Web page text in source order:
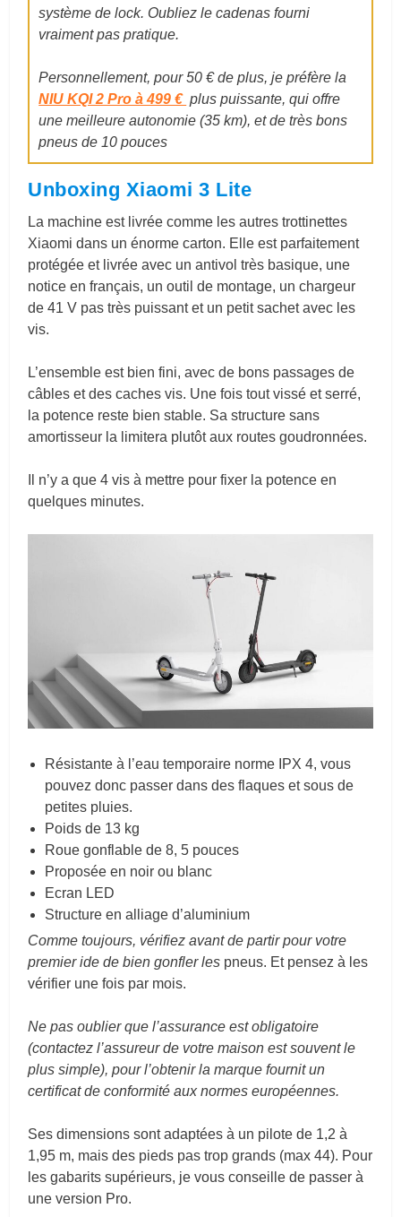
système de lock. Oubliez le cadenas fourni
vraiment pas pratique.
Personnellement, pour 50 € de plus, je préfère la
NIU KQI 2 Pro à 499 € plus puissante, qui offre
une meilleure autonomie (35 km),et de très bons
pneus de 10 pouces
Unboxing Xiaomi 3 Lite
La machine est livrée comme les autres trottinettes
Xiaomi dans un énorme carton. Elle est parfaitement
protégée et livrée avec un antivol très basique, une
notice en français, un outil de montage, un chargeur
de 41 V pas très puissant et un petit sachet avec les
vis.
L’ensemble est bien fini, avec de bons passages de
câbles et des caches vis. Une fois tout vissé et serré,
la potence reste bien stable. Sa structure sans
amortisseur la limitera plutôt aux routes goudronnées.
Il n’y a que 4 vis à mettre pour fixer la potence en
quelques minutes.
Résistante à l’eau temporaire norme IPX 4, vous
pouvez donc passer dans des flaques et sous de
petites pluies.
Poids de 13 kg
Roue gonflable de 8, 5 pouces
Proposée en noir ou blanc
Ecran LED
Structure en alliage d’aluminium
Comme toujours, vérifiez avant de partir pour votre
premier ide de bien gonfler les pneus. Et pensez à les
vérifier une fois par mois.
Ne pas oublier que l’assurance est obligatoire
(contactez l’assureur de votre maison est souvent le
plus simple), pour l’obtenir la marque fournit un
certificat de conformité aux normes européennes.
Ses dimensions sont adaptées à un pilote de 1,2 à
1,95 m, mais des pieds pas trop grands (max 44). Pour
les gabarits supérieurs, je vous conseille de passer à
une version Pro.